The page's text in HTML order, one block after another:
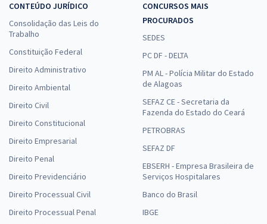
CONTEÚDO JURÍDICO
Consolidação das Leis do
Trabalho
Constituição Federal
Direito Administrativo
Direito Ambiental
Direito Civil
Direito Constitucional
Direito Empresarial
Direito Penal
Direito Previdenciário
Direito Processual Civil
Direito Processual Penal
CONCURSOS MAIS
PROCURADOS
SEDES
PC DF - DELTA
PM AL - Polícia Militar do Estado
de Alagoas
SEFAZ CE - Secretaria da
Fazenda do Estado do Ceará
PETROBRAS
SEFAZ DF
EBSERH - Empresa Brasileira de
Serviços Hospitalares
Banco do Brasil
IBGE